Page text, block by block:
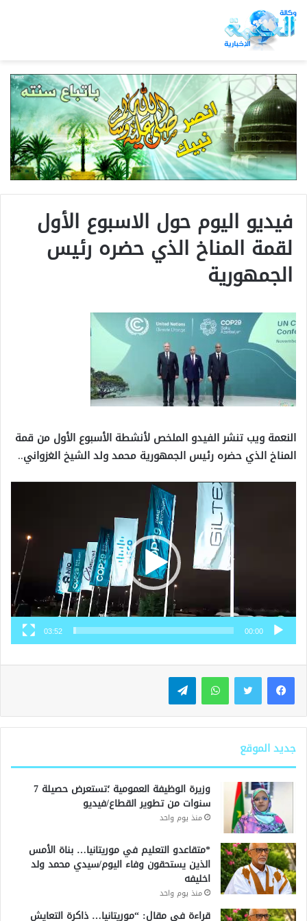
فيديو اليوم حول الاسبوع الأول
لقمة المناخ الذي حضره رئيس
الجمهورية
النعمة ويب تنشر الفيدو الملخص لأنشطة الأسبوع الأول من قمة
المناخ الذي حضره رئيس الجمهورية محمد ولد الشيخ الغزواني..
00:00
03:52
واتساب تيلقرام
جديد الموقع
وزيرة الوظيفة العمومية ؛تستعرض حصيلة 7
سنوات من تطوير القطاع/فيديو
منذ يوم واحد
*متقاعدو التعليم في موريتانيا… بناة الأمس
الذين يستحقون وفاء اليوم/سيدي محمد ولد
اخليفه
منذ يوم واحد
قراءة في مقال: “موريتانيا… ذاكرة التعايش